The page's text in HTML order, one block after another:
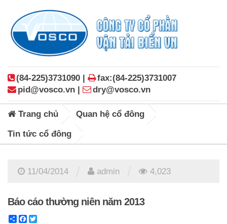
(84-225)3731090 |
fax:(84-225)3731007
pid@vosco.vn |
dry@vosco.vn
Trang chủ Quan hệ cổ đông
Tin tức cổ đông
11/04/2014 admin 4,023
Báo cáo thường niên năm 2013
ShareFacebook